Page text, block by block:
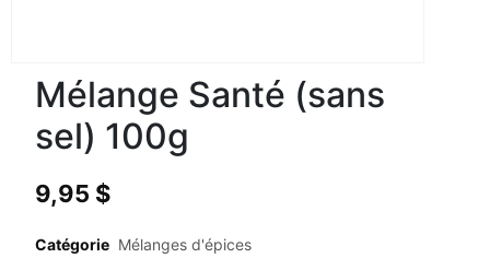
Mélange Santé (sans
sel) 100g
9,95 $
Catégorie Mélanges d'épices